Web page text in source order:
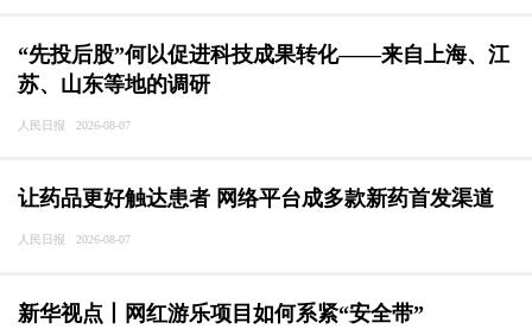
“先投后股”何以促进科技成果转化——来自上海、江
苏、山东等地的调研
人民日报 2026-08-07
让药品更好触达患者 网络平台成多款新药首发渠道
人民日报 2026-08-07
新华视点丨网红游乐项目如何系紧“安全带”